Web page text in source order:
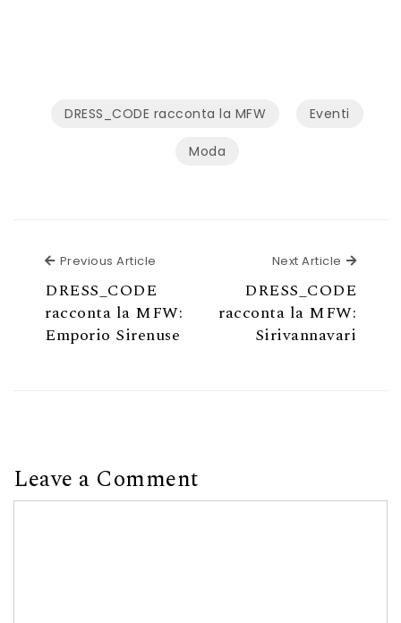
DRESS_CODE racconta la MFW Eventi
Moda
Previous Article
DRESS_CODE
racconta la MFW:
Emporio Sirenuse
Next Article Next
DRESS_CODE
racconta la MFW:
Sirivannavari
Leave a Comment